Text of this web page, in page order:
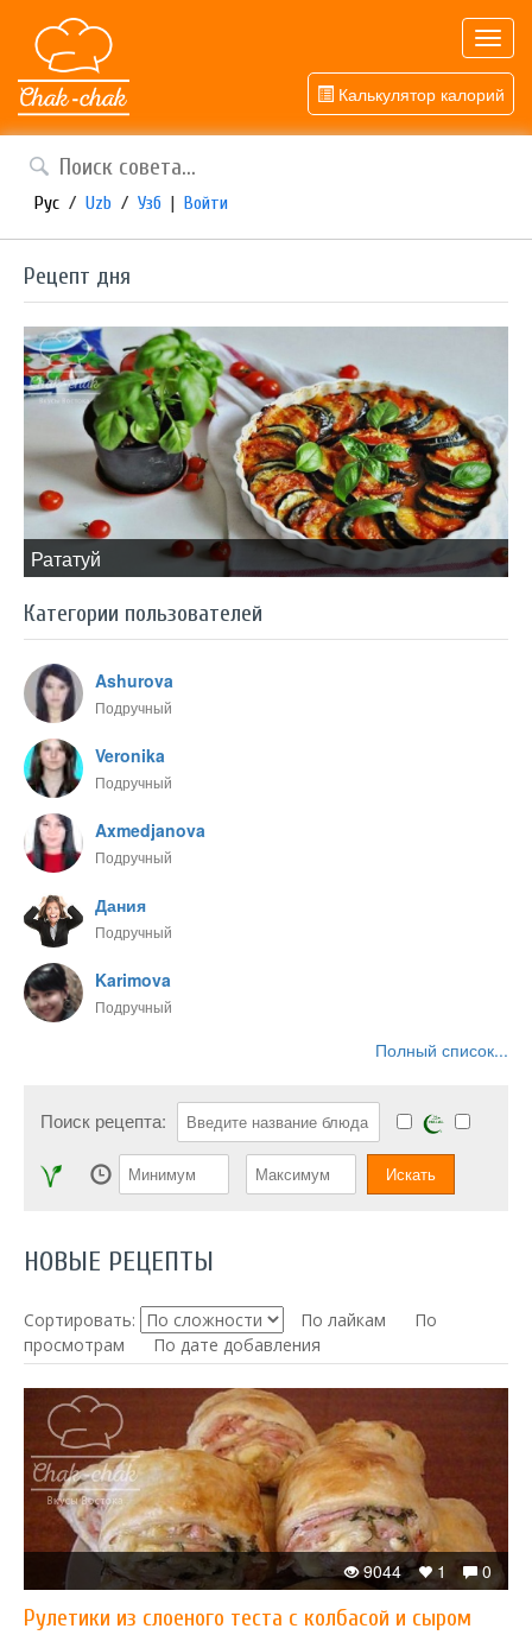
Калькулятор калорий
Рус / Uzb / Узб | Войти
Рецепт дня
​Рататуй
Категории пользователей
Ashurova
Подручный
Veronika
Подручный
Axmedjanova
Подручный
Дания
Подручный
Karimova
Подручный
Полный список...
Поиск рецепта:
НОВЫЕ РЕЦЕПТЫ
Сортировать: По лайкам
По
просмотрам
По дате добавления
0
1
9044
Рулетики из слоеного теста с колбасой и сыром